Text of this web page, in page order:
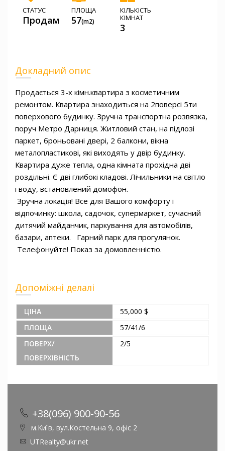
СТАТУС
Продам
ПЛОЩА
57(m2)
КІЛЬКІСТЬ
КІМНАТ
3
Докладний опис
Продається 3-х кімн.квартира з косметичним
ремонтом. Квартира знаходиться на 2поверсі 5ти
поверхового будинку. Зручна транспортна розвязка,
поруч Метро Дарниця. Житловий стан, на підлозі
паркет, броньовані двері, 2 балкони, вікна
металопластикові, які виходять у двір будинку.
Квартира дуже тепла, одна кімната прохідна дві
роздільні. Є дві глибокі кладові. Лічильники на світло
і воду, встановлений домофон.
відпочинку: школа, садочок, супермаркет, сучасний
дитячий майданчик, паркування для автомобілів,
базари, аптеки.   Гарний парк для прогулянок.
Телефонуйте! Показ за домовленністю.
Допоміжні делалі
ЦІНА
55,000 $
ПЛОЩА
57/41/6
ПОВЕРХ/
ПОВЕРХІВНІСТЬ
2/5
+38(096) 900-90-56
м.Київ, вул.Костельна 9, офіс 2
UTRealty@ukr.net